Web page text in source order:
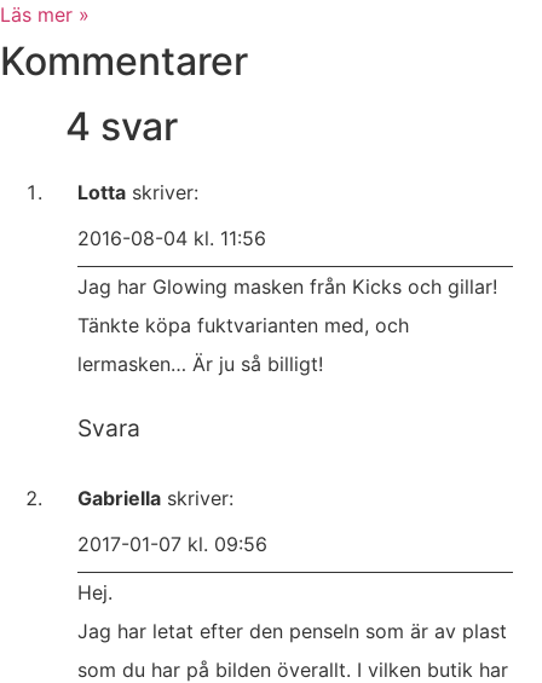
Läs mer »
Kommentarer
4 svar
Lotta skriver:
2016-08-04 kl. 11:56
Jag har Glowing masken från Kicks och gillar!
Tänkte köpa fuktvarianten med, och
lermasken… Är ju så billigt!
Svara
Gabriella skriver:
2017-01-07 kl. 09:56
Hej.
Jag har letat efter den penseln som är av plast
som du har på bilden överallt. I vilken butik har